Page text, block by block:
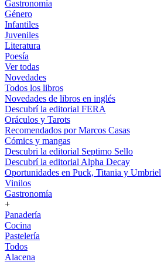
Gastronomía
Género
Infantiles
Juveniles
Literatura
Poesía
Ver todas
Novedades
Todos los libros
Novedades de libros en inglés
Descubrí la editorial FERA
Oráculos y Tarots
Recomendados por Marcos Casas
Cómics y mangas
Descubri la editorial Septimo Sello
Descubrí la editorial Alpha Decay
Oportunidades en Puck, Titania y Umbriel
Vinilos
Gastronomía
+
Panadería
Cocina
Pastelería
Todos
Alacena